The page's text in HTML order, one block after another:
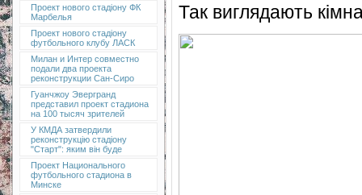
Проект нового стадіону ФК
Марбелья
Проект нового стадіону
футбольного клубу ЛАСК
Милан и Интер совместно
подали два проекта
реконструкции Сан-Сиро
Гуанчжоу Эвергранд
представил проект стадиона
на 100 тысяч зрителей
У КМДА затвердили
реконструкцію стадіону
"Старт": яким він буде
Проект Национального
футбольного стадиона в
Минске
Так виглядають